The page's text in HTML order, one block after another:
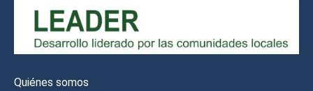
Quiénes somos